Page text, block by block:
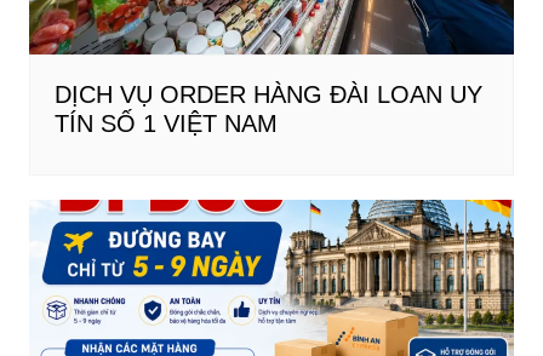
DỊCH VỤ ORDER HÀNG ĐÀI LOAN UY
TÍN SỐ 1 VIỆT NAM